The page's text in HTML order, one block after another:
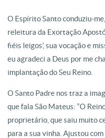
O Espírito Santo conduziu-
releitura da Exortação
fiéis leigos’, sua vocação e
eu agradeci a Deus por me
implantação do Seu Reino.
O Santo Padre nos traz a
que fala São Mateus: “O
proprietário, que saiu muito
para a sua vinha. Ajustou